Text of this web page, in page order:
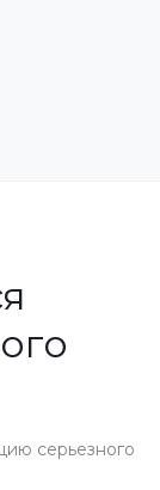
серьезного